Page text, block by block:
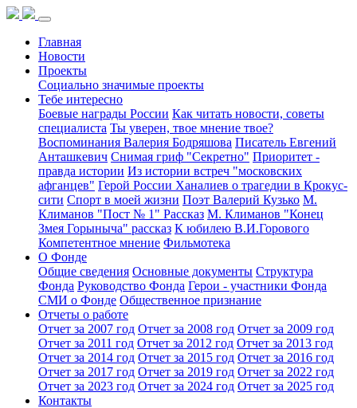
Главная
Новости
Проекты
Социально значимые проекты
Тебе интересно
Боевые награды России Как читать новости, советы
специалиста Ты уверен, твое мнение твое?
Воспоминания Валерия Бодряшова Писатель Евгений
Анташкевич Снимая гриф "Секретно" Приоритет -
правда истории Из истории встреч "московских
афганцев" Герой России Ханалиев о трагедии в Крокус-
сити Спорт в моей жизни Поэт Валерий Кузько М.
Климанов "Пост № 1" Рассказ М. Климанов "Конец
Змея Горыныча" рассказ К юбилею В.И.Горового
Компетентное мнение Фильмотека
О Фонде
Общие сведения Основные документы Структура
Фонда Руководство Фонда Герои - участники Фонда
СМИ о Фонде Общественное признание
Отчеты о работе
Отчет за 2007 год Отчет за 2008 год Отчет за 2009 год
Отчет за 2011 год Отчет за 2012 год Отчет за 2013 год
Отчет за 2014 год Отчет за 2015 год Отчет за 2016 год
Отчет за 2017 год Отчет за 2019 год Отчет за 2022 год
Отчет за 2023 год Отчет за 2024 год Отчет за 2025 год
Контакты